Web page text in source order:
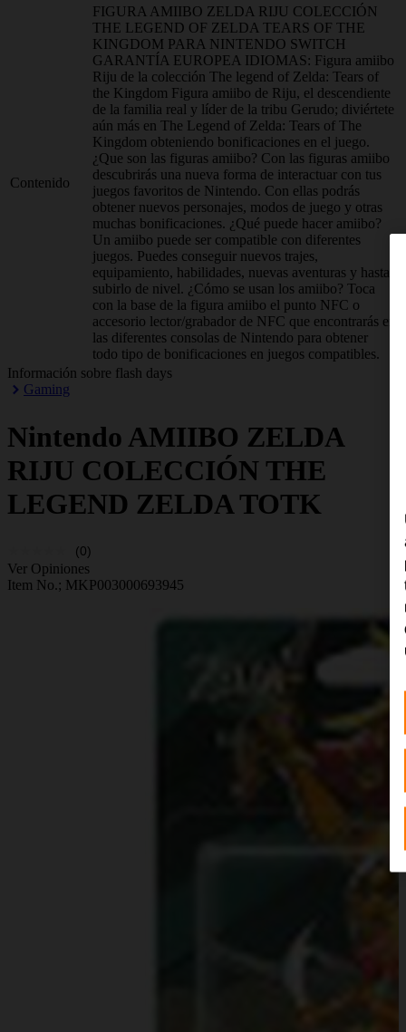
Contenido
FIGURA AMIIBO ZELDA RIJU COLECCIÓN
THE LEGEND OF ZELDA TEARS OF THE
KINGDOM PARA NINTENDO SWITCH
GARANTÍA EUROPEA IDIOMAS: Figura amiibo
Riju de la colección The legend of Zelda: Tears of
the Kingdom Figura amiibo de Riju, el descendiente
de la familia real y líder de la tribu Gerudo; diviértete
aún más en The Legend of Zelda: Tears of The
Kingdom obteniendo bonificaciones en el juego.
¿Que son las figuras amiibo? Con las figuras amiibo
descubrirás una nueva forma de interactuar con tus
juegos favoritos de Nintendo. Con ellas podrás
obtener nuevos personajes, modos de juego y otras
muchas bonificaciones. ¿Qué puede hacer amiibo?
Un amiibo puede ser compatible con diferentes
juegos. Puedes conseguir nuevos trajes,
equipamiento, habilidades, nuevas aventuras y hasta
subirlo de nivel. ¿Cómo se usan los amiibo? Toca
con la base de la figura amiibo el punto NFC o
accesorio lector/grabador de NFC que encontrarás en
las diferentes consolas de Nintendo para obtener
todo tipo de bonificaciones en juegos compatibles.
Información sobre flash days
Gaming
NintendoAMIIBO ZELDA
RIJU COLECCIÓN THE
LEGEND ZELDA TOTK
(0)
Ver Opiniones
Item No.; MKP003000693945